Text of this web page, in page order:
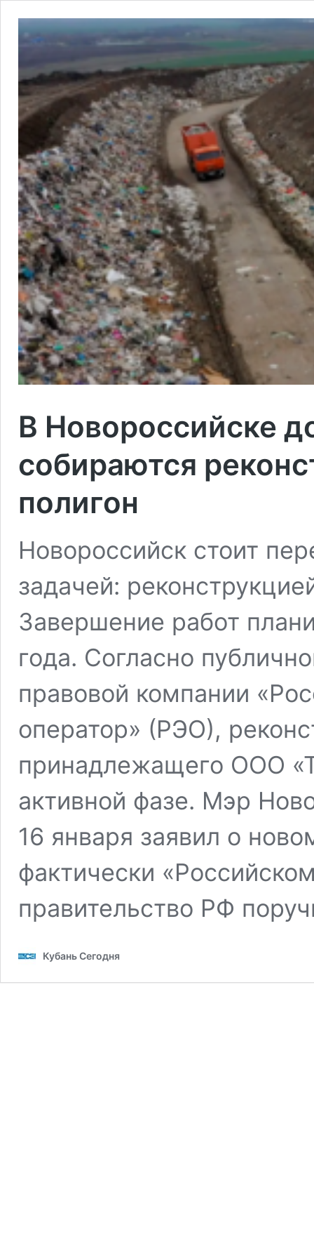
В Новороссийске
собираются
полигон
Новороссийск стоит
задачей:
Завершение работ
года. Согласно
правовой компании
оператор» (РЭО),
принадлежащего ООО
активной фазе. Мэр
16 января заявил о
фактически
правительство РФ
Кубань Сегодня